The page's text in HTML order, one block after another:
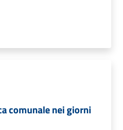
comunale nei giorni